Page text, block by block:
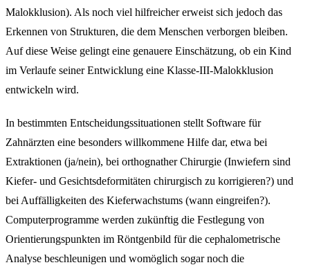
Malokklusion). Als noch viel hilfreicher erweist sich jedoch das
Erkennen von Strukturen, die dem Menschen verborgen bleiben.
Auf diese Weise gelingt eine genauere Einschätzung, ob ein Kind
im Verlaufe seiner Entwicklung eine Klasse-III-Malokklusion
entwickeln wird.
In bestimmten Entscheidungssituationen stellt Software für
Zahnärzten eine besonders willkommene Hilfe dar, etwa bei
Extraktionen (ja/nein), bei orthognather Chirurgie (Inwiefern sind
Kiefer- und Gesichtsdeformitäten chirurgisch zu korrigieren?) und
bei Auffälligkeiten des Kieferwachstums (wann eingreifen?).
Computerprogramme werden zukünftig die Festlegung von
Orientierungspunkten im Röntgenbild für die cephalometrische
Analyse beschleunigen und womöglich sogar noch die